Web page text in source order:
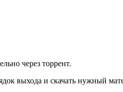
через торрент.
выхода и скачать нужный